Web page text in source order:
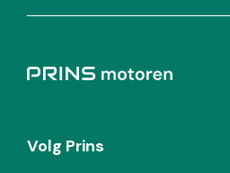
Volg Prins